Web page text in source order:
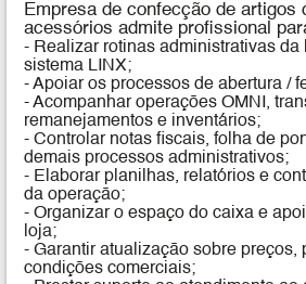
Empresa de confecção de artigos
acessórios admite profissional
- Realizar rotinas administrativas da
sistema LINX;
- Apoiar os processos de abertura /
- Acompanhar operações OMNI,
remanejamentos e inventários;
- Controlar notas fiscais, folha de
demais processos administrativos;
- Elaborar planilhas, relatórios e
da operação;
- Organizar o espaço do caixa e
loja;
- Garantir atualização sobre preços,
condições comerciais;